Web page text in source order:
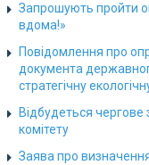
Запрошують пройти
вдома!»
Повідомлення про
документа
стратегічну
Відбудеться чергове
комітету
Заява про